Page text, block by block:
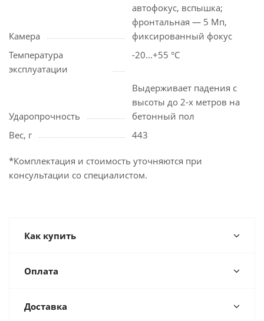
Камера
автофокус, вспышка;
фронтальная — 5 Мп,
фиксированный фокус
Температура
эксплуатации
-20...+55 °C
Ударопрочность
Выдерживает падения с
высоты до 2-х метров на
бетонный пол
Вес, г
443
*Комплектация и стоимость уточняются при
консультации со специалистом.
Как купить
Оплата
Доставка